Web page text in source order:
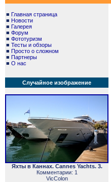
■ Главная страница
■ Новости
■ Галерея
■ Форум
■ Фототуризм
■ Тесты и обзоры
■ Просто о сложном
■ Партнеры
■ О нас
Случайное изображение
Яхты в Каннах. Cannes Yachts. 3.
Комментарии: 1
VicColon